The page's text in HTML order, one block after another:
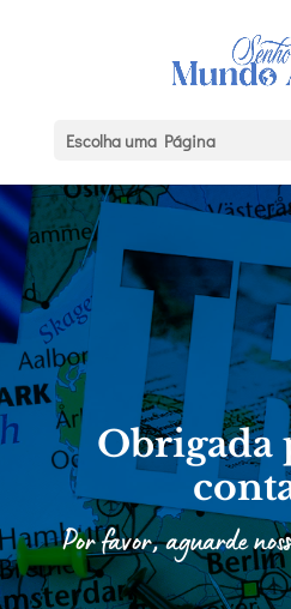
Escolha uma Página
Obrigada
Por favor, aguarde